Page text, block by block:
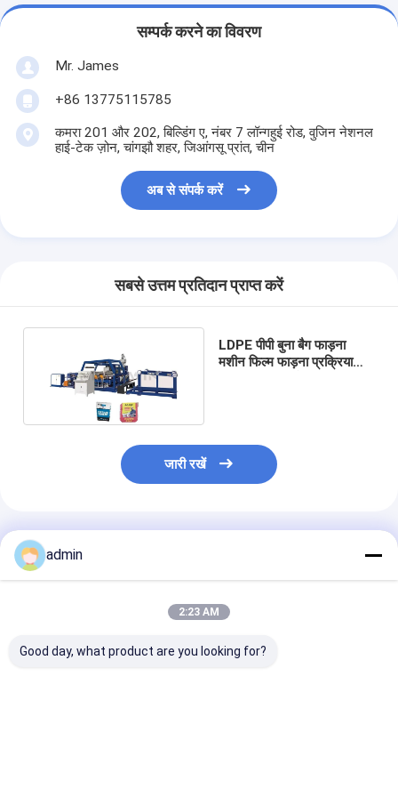
सम्पर्क करने का विवरण
Mr. James
+86 13775115785
कमरा 201 और 202, बिल्डिंग ए, नंबर 7 लॉन्गहुई रोड, वुजिन नेशनल
हाई-टेक ज़ोन, चांगझौ शहर, जिआंगसू प्रांत, चीन
अब से संपर्क करें
सबसे उत्तम प्रतिदान प्राप्त करें
LDPE पीपी बुना बैग फाड़ना
मशीन फिल्म फाड़ना प्रक्रिया
जारी रखें
अनुशंसित उत्पाद
admin
2:23 AM
Good day, what product are you looking for?